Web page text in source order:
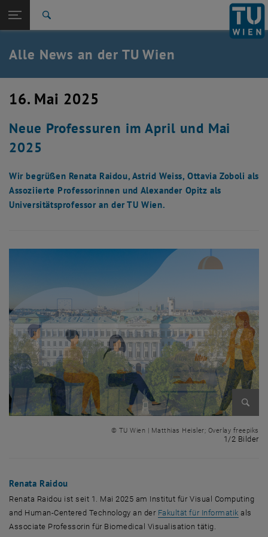
TU Login
Quicklinks
Quicklinks-Menü umschalten
Studium
Karriere
Zurück: Subseiten von TU Wien Startseite auflisten
Zurück zur letzten Ebene:
TU Wien Startseite
Übersicht
Alle News an der TU Wien
16. Mai 2025
Neue Professuren im April und Mai
2025
Wir begrüßen Renata Raidou, Astrid Weiss, Ottavia Zoboli als
Assoziierte Professorinnen und Alexander Opitz als
Universitätsprofessor an der TU Wien.
© TU Wien | Matthias Heisler; Overlay freepiks
1/2 Bilder
Renata Raidou
Renata Raidou ist seit 1. Mai 2025 am Institut fürVisual Computing
and Human-Centered Technology an der Fakultät für Informatik, öffnet
als
Associate Professorin für Biomedical Visualisation tätig.